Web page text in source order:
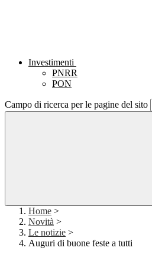
Investimenti
PNRR
PON
Campo di ricerca per le pagine del sito
Home >
Novità >
Le notizie >
Auguri di buone feste a tutti